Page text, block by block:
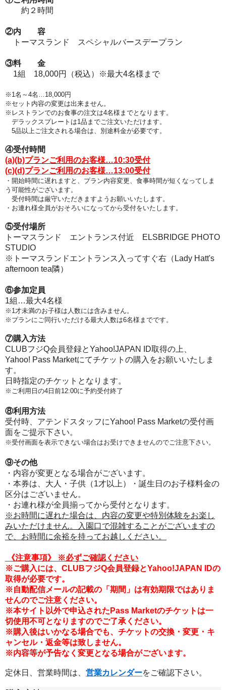
約２時間
②内 容
トーマスランド スペシャルバースデープラン
③料 金
1組 18,000円（税込）※最大4名様まで
※1名～4名…18,000円
※セット内容の変更は出来ません。
※レストランでのお食事の注文は4名様までとなります。
デラックスプレートは1品までご注文いただけます。
5品以上ご注文される場合は、別途料金が必要です。
④受付時間
(a)(b)プランご利用のお客様…10:30受付
(c)(d)プランご利用のお客様…13:00受付
・開始時間に遅れますと、プラン内容変更、食事時間が短くなってしま
う可能性がございます。
受付時間は厳守いただきますようお願いいたします。
・お連れ様全員がおそろいになってから受付をいたします。
⑤受付場所
トーマスランド エントランス付近 ELSBRIDGE PHOTO
STUDIO
※トーマスランドエントランス入ってすぐ右（Lady Hatt's
afternoon tea隣）
⑥参加定員
1組…最大4名様
※1才未満のお子様は人数には含みません。
※プランにご同行いただける最大人数は6名様までです。
⑦購入方法
CLUBフジQ会員登録とYahoo!JAPAN ID取得の上、
Yahoo! Pass Marketにてチケットの購入をお願いいたしま
す。
日時指定のチケットとなります。
※ご利用日の4日前12:00に予約受付終了
⑧利用方法
受付時、アテンドスタッフにYahoo! Pass Marketの受付画
面をご提示下さい。
※受付画面を表示できない場合はお受けできませんのでご注意下さい。
⑨その他
・内容が変更となる場合がございます。
・本券は、大人・子供（1才以上）・誕生日のお子様料金の
区分はございません。
・お連れ様が全員揃ってから受付となります。
※お時間に遅れた場合は、内容の変更や特別体験をお楽し
みいただけません。入園口で混雑することがございますの
で、お時間に余裕を持ってお越しください。
《注意事項》
※必ずご確認ください
※ご購入には、CLUBフジQ会員登録とYahoo!JAPAN IDの
取得が必要です。
※自動配信メールの記載の「期間」は有効期限ではありま
せんのでご注意ください。
※本サイト以外で申込されたPass Marketのチケットは一
切使用不可となりますのでご了承ください。
※購入後はいかなる場合でも、チケットの交換・変更・キ
ャンセル・返金等は致しません。
※内容等が予告なく変更となる場合がございます。
定休日、営業時間は、 営業カレンダーをご確認下さい。